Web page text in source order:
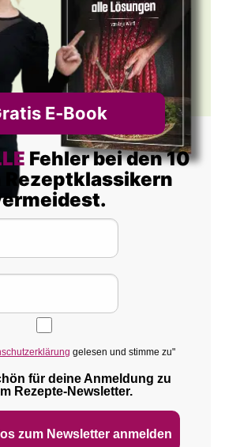
E‑Book
Fehler bei den 10
gelesen und stimme zu"
für deine Anmeldung zu
Rezepte‑Newsletter.
zum Newsletter anmelden